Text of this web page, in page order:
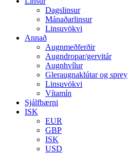
Dagslinsur
Mánaðarlinsur
Linsuvökvi
Annað
Augnmeðferðir
Augndropar/gervitár
Augnhvílur
Gleraugnaklútar og sprey
Linsuvökvi
Vítamín
Sjálfbærni
ISK
EUR
GBP
ISK
USD